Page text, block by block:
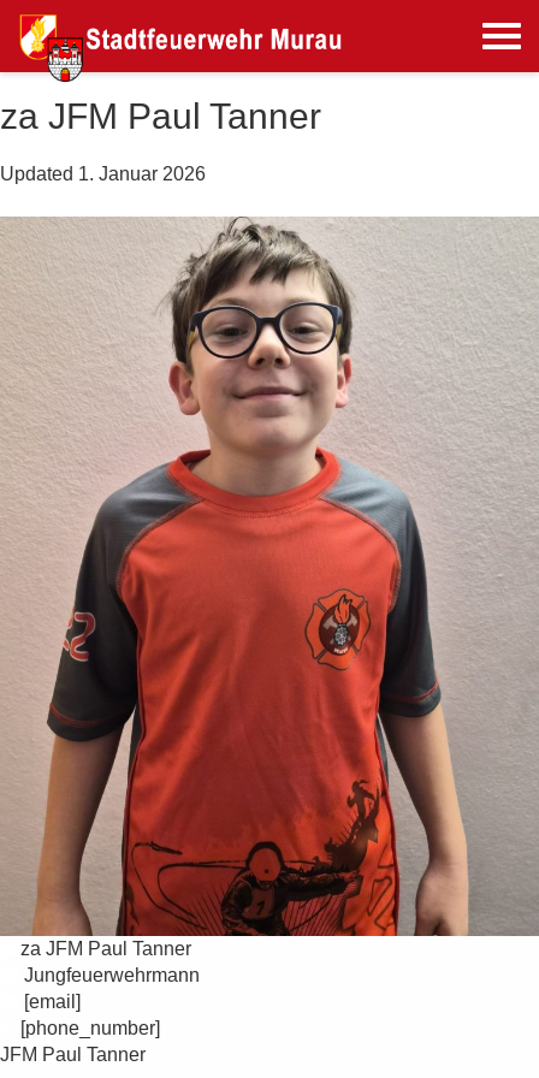
za JFM Paul Tanner
Updated 1. Januar 2026
za JFM Paul Tanner
Jungfeuerwehrmann
[email]
[phone_number]
JFM Paul Tanner